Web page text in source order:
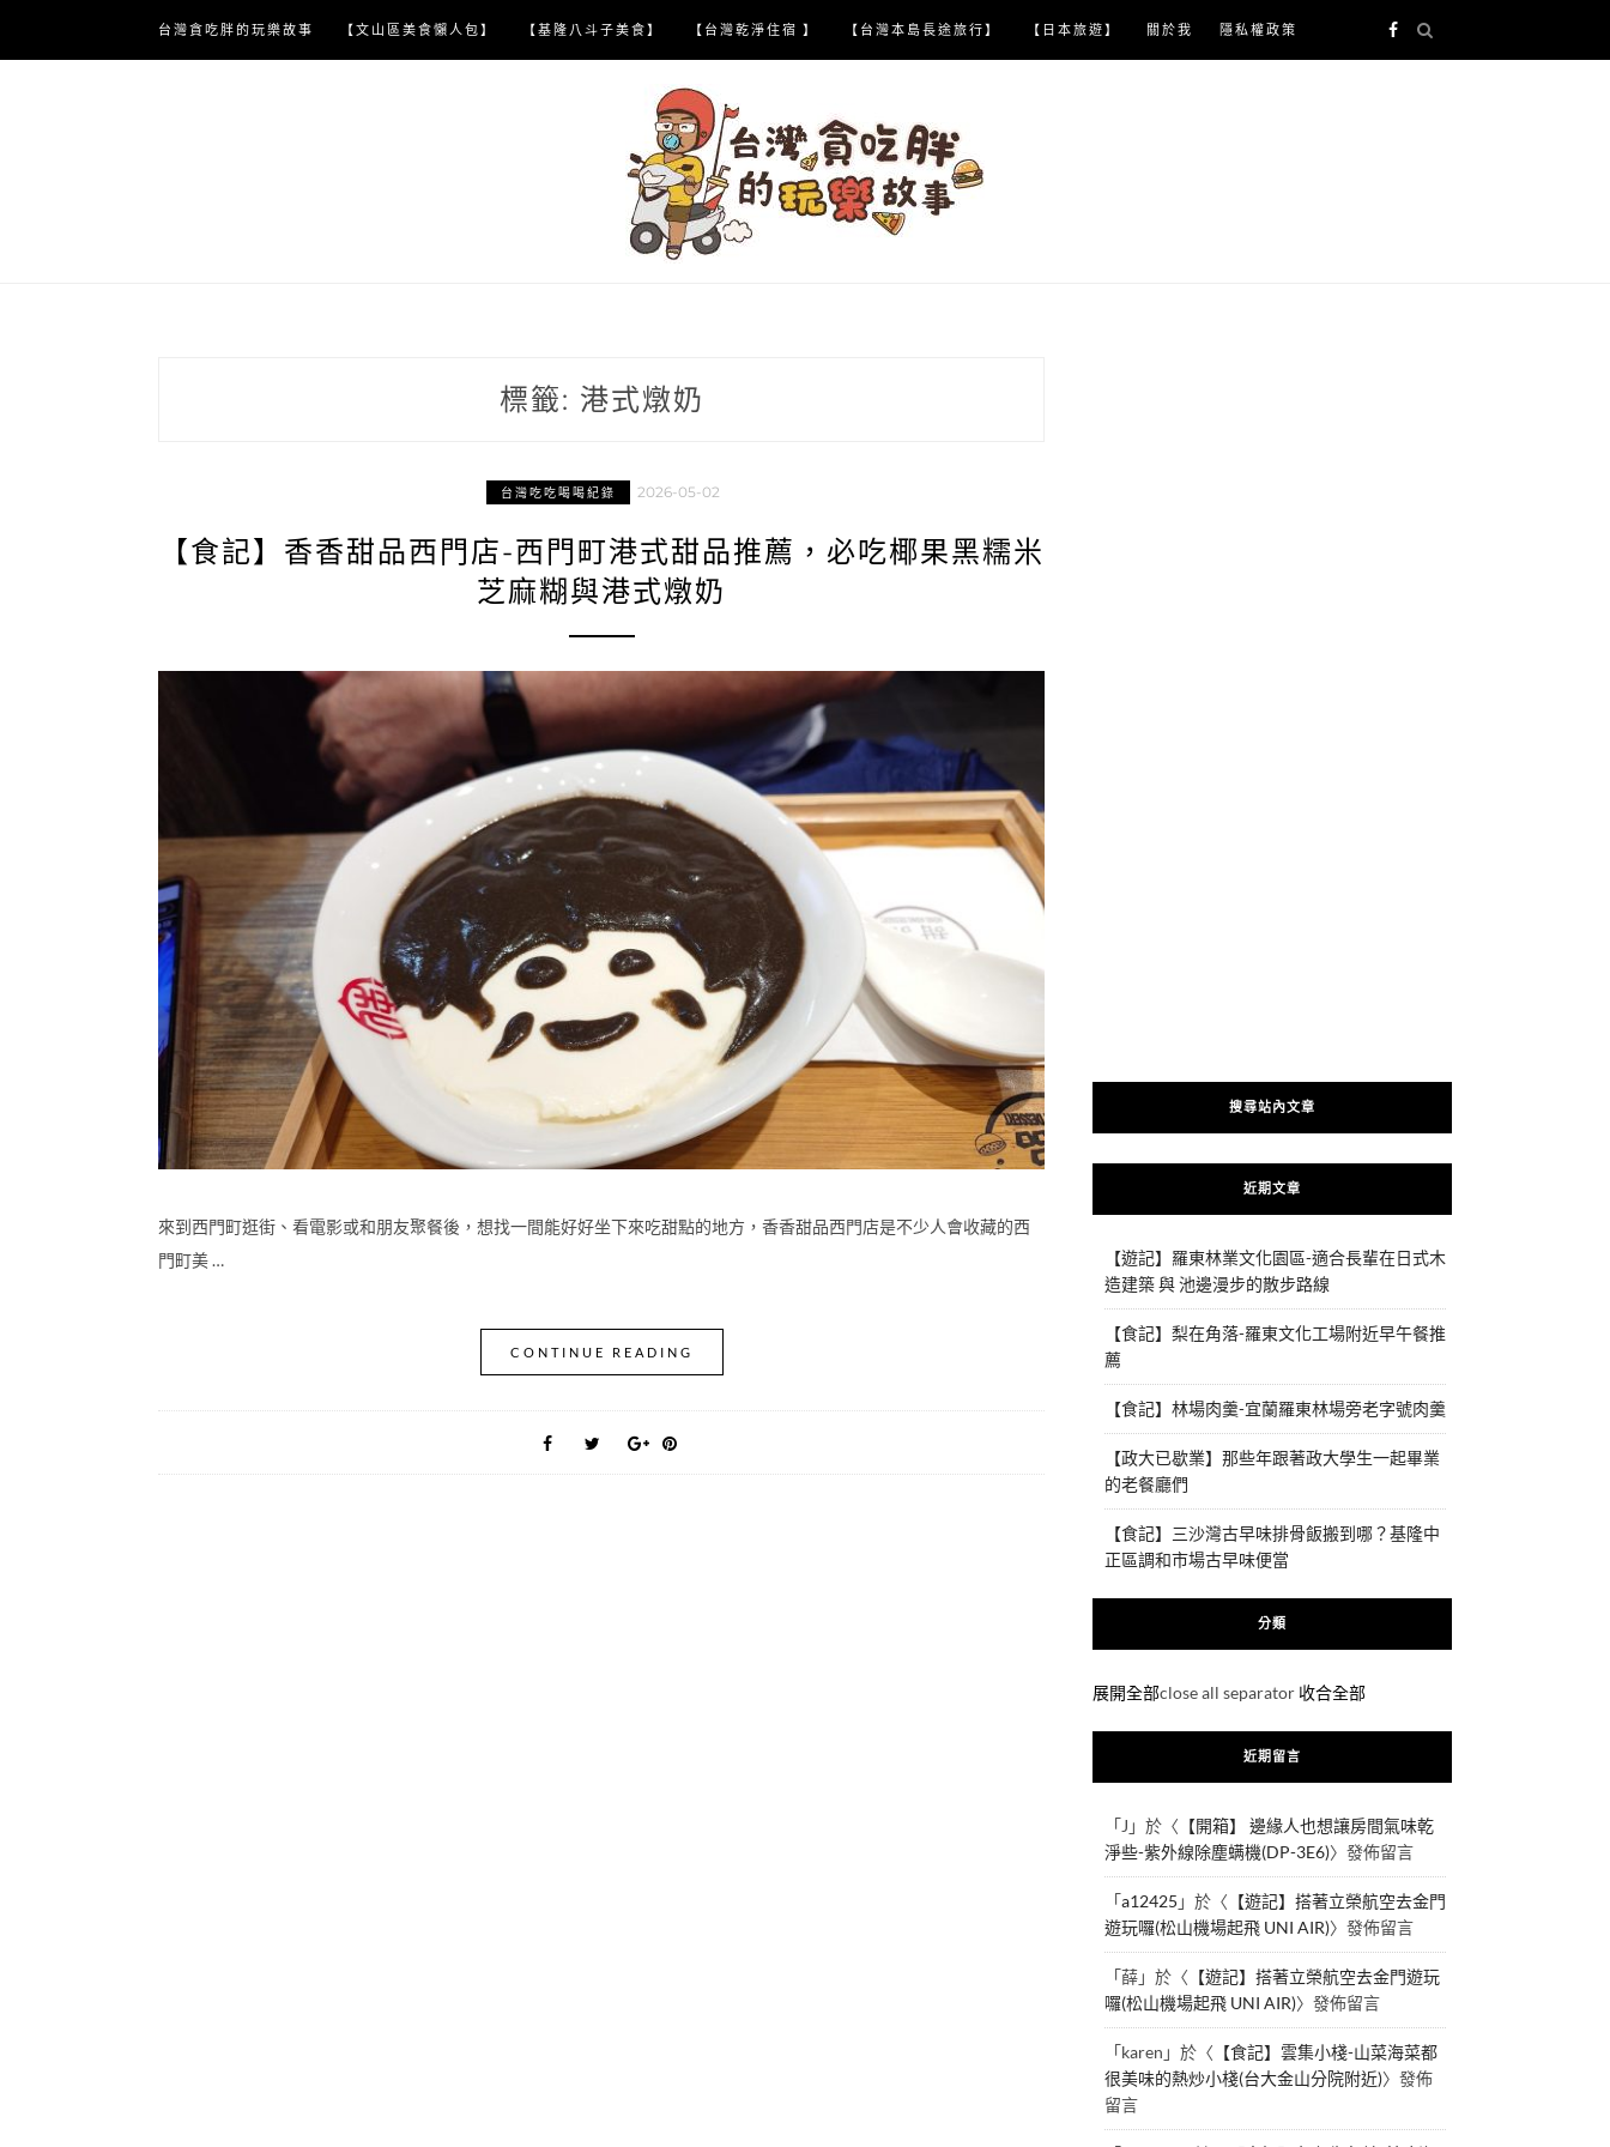
content
台灣貪吃胖的玩樂故事 【文山區美食懶人包】 【基隆八斗子美食】 【台灣乾淨住宿 】 【台灣本島長途旅行】 【日本旅遊】 關於我 隱私權政策
標籤: 港式燉奶
台灣吃吃喝喝紀錄 2026-05-02
【食記】香香甜品西門店-西門町港式甜品推薦，必吃椰果黑糯米
芝麻糊與港式燉奶
來到西門町逛街、看電影或和朋友聚餐後，想找一間能好好坐下來吃甜點的地方，香香甜品西門店是不少人會收藏的西
門町美 …
CONTINUE READING
搜尋站內文章
近期文章
【遊記】羅東林業文化園區-適合長輩在日式木
造建築 與 池邊漫步的散步路線
【食記】梨在角落-羅東文化工場附近早午餐推
薦
【食記】林場肉羹-宜蘭羅東林場旁老字號肉羹
【政大已歇業】那些年跟著政大學生一起畢業
的老餐廳們
【食記】三沙灣古早味排骨飯搬到哪？基隆中
正區調和市場古早味便當
分類
展開全部close all separator 收合全部
近期留言
「J 」於〈 【開箱】 邊緣人也想讓房間氣味乾
淨些-紫外線除塵螨機(DP-3E6)〉發佈留言
「a12425 」於〈 【遊記】搭著立榮航空去金門
遊玩囉(松山機場起飛 UNI AIR)〉發佈留言
「薛」於〈 【遊記】搭著立榮航空去金門遊玩
囉(松山機場起飛 UNI AIR)〉發佈留言
「karen 」於〈 【食記】雲集小棧-山菜海菜都
很美味的熱炒小棧(台大金山分院附近)〉發佈
留言